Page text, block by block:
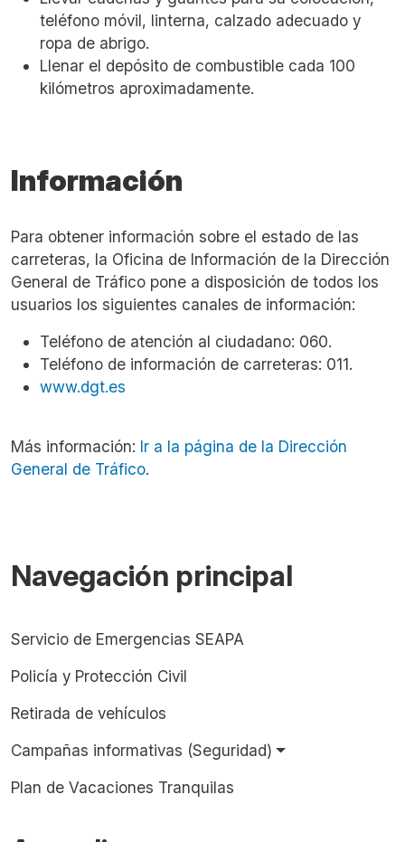
Navegación principal
Servicio de Emergencias SEAPA
Policía y Protección Civil
Retirada de vehículos
Campañas informativas (Seguridad)
Plan de Vacaciones Tranquilas
teléfono móvil, linterna, calzado adecuado y
ropa de abrigo.
Llenar el depósito de combustible cada 100
kilómetros aproximadamente.
Información
Para obtener información sobre el estado de las
carreteras, la Oficina de Información de la Dirección
General de Tráfico pone a disposición de todos los
usuarios los siguientes canales de información:
Teléfono de atención al ciudadano: 060.
Teléfono de información de carreteras: 011.
www.dgt.es
Más información: Ir a la página de la Dirección
General de Tráfico.